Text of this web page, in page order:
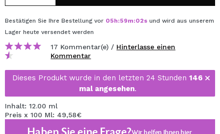
Bestätigen Sie Ihre Bestellung vor 05h:59m:02s und wird aus unserem
Lager heute versendet werden
17 Kommentar(e) / Hinterlasse einen
Kommentar
Dieses Produkt wurde in den letzten 24 Stunden 146
mal angesehen.
Inhalt: 12.00 ml
Preis x 100 Ml: 49,58€
Wir helfen Ihnenhier